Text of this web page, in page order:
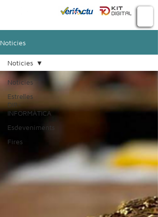
Noticies
Noticies
Estrelles
DIR-
INFORMÀTICA
Esdeveniments
Fires
Noticies